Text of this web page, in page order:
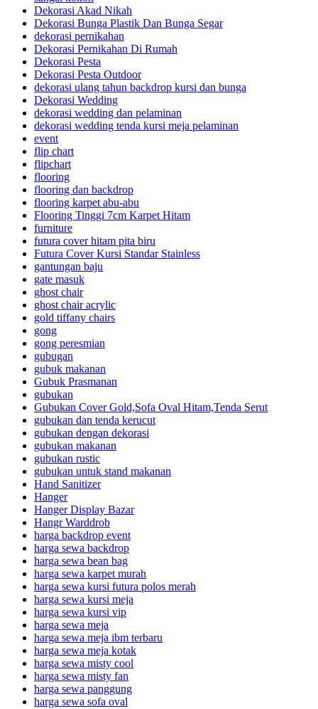
Dekorasi Akad Nikah
Dekorasi Bunga Plastik Dan Bunga Segar
dekorasi pernikahan
Dekorasi Pernikahan Di Rumah
Dekorasi Pesta
Dekorasi Pesta Outdoor
dekorasi ulang tahun backdrop kursi dan bunga
Dekorasi Wedding
dekorasi wedding dan pelaminan
dekorasi wedding tenda kursi meja pelaminan
event
flip chart
flipchart
flooring
flooring dan backdrop
flooring karpet abu-abu
Flooring Tinggi 7cm Karpet Hitam
furniture
futura cover hitam pita biru
Futura Cover Kursi Standar Stainless
gantungan baju
gate masuk
ghost chair
ghost chair acrylic
gold tiffany chairs
gong
gong peresmian
gubugan
gubuk makanan
Gubuk Prasmanan
gubukan
Gubukan Cover Gold,Sofa Oval Hitam,Tenda Serut
gubukan dan tenda kerucut
gubukan dengan dekorasi
gubukan makanan
gubukan rustic
gubukan untuk stand makanan
Hand Sanitizer
Hanger
Hanger Display Bazar
Hangr Warddrob
harga backdrop event
harga sewa backdrop
harga sewa bean bag
harga sewa karpet murah
harga sewa kursi futura polos merah
harga sewa kursi meja
harga sewa kursi vip
harga sewa meja
harga sewa meja ibm terbaru
harga sewa meja kotak
harga sewa misty cool
harga sewa misty fan
harga sewa panggung
harga sewa sofa oval